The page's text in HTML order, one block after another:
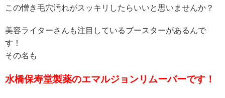
この憎き毛穴汚れがスッキリしたらいいと思いませんか？
美容ライターさんも注目しているブースターがあるんで
す！
その名も
水橋保寿堂製薬のエマルジョンリムーバーです！